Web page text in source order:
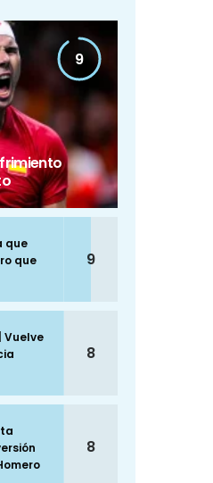
9
que
que
9
Vuelve
8
8